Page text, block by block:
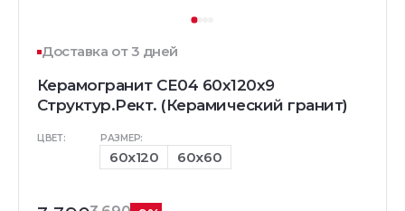
Доставка от 3 дней
Керамогранит CE04 60x120x9
Структур.Рект. (Керамический гранит)
ЦВЕТ: РАЗМЕР:
60x120 60x60